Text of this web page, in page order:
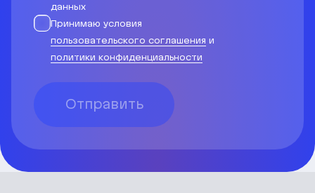
данных
Принимаю условия
пользовательского соглашения и
политики конфиденциальности
Отправить